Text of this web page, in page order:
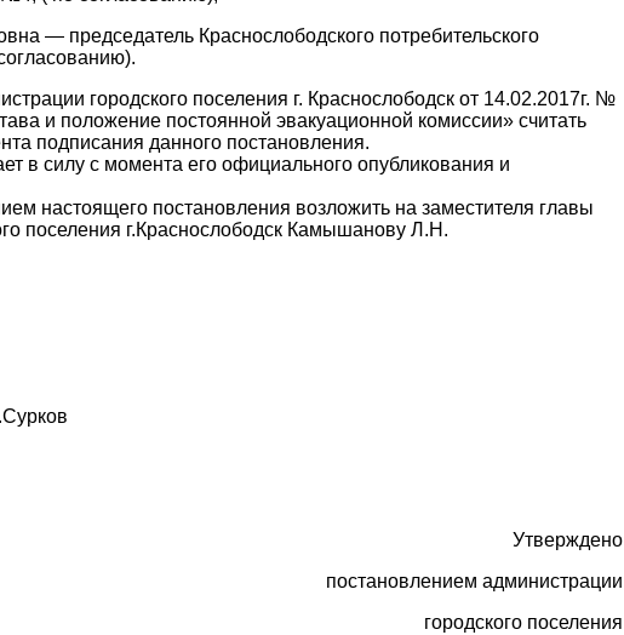
— председатель Краснослободского потребительского
городского поселения г. Краснослободск от 14.02.2017г. №
и положение постоянной эвакуационной комиссии» считать
подписания данного постановления.
в силу с момента его официального опубликования и
настоящего постановления возложить на заместителя главы
поселения г.Краснослободск Камышанову Л.Н.
Утверждено
постановлением администрации
городского поселения